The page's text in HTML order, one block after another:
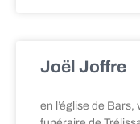
Joël Joffre
en l’église de